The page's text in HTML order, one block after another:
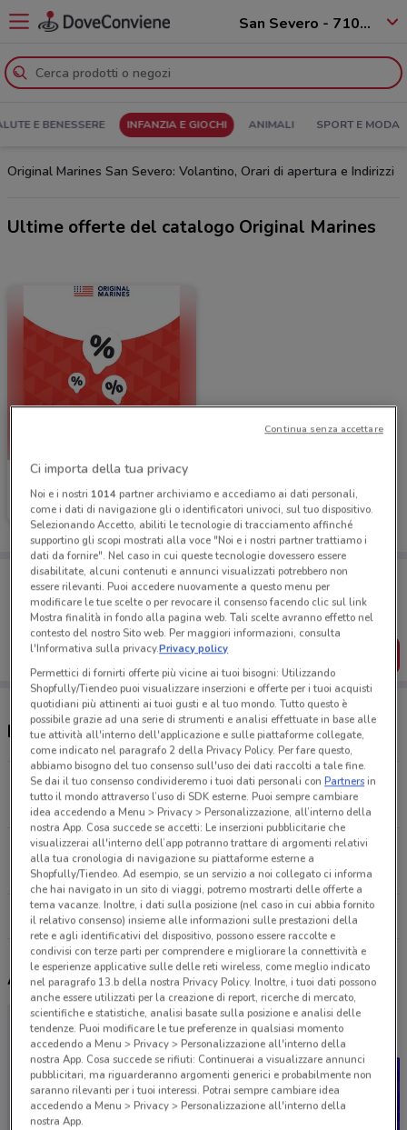
San Severo - 71016
E BENESSERE INFANZIA E GIOCHI ANIMALI SPORT E MODA
Original Marines San Severo: Volantino, Orari di apertura e Indirizzi
Ultime offerte del catalogo Original Marines
Original Marines
Scade il 19/05 494 m
Porta DoveConviene sempre con te!
Puoi trovare le migliori offerte dei negozi vicino a te,
salvarle e creare la tua lista del risparmio, comodamente
dal tuo cellulare.
SCARICA L’APP
Negozi Original Marines a San Severo
Via Tiberio Solis, 3 San Severo
493 m
Via Turbacci, 10 San Giovanni Rotondo
28.5 km
Tutti i negozi Original Marines
Altri volantini nelle vicinanze
Ci importa della tua privacy
Noi e i nostri 1014partner archiviamo e accediamo ai dati personali,
come i dati di navigazione gli o identificatori univoci, sul tuo dispositivo.
Selezionando Accetto, abiliti le tecnologie di tracciamento affinché
supportino gli scopi mostrati alla voce "Noi e i nostri partner trattiamo i
dati da fornire". Nel caso in cui queste tecnologie dovessero essere
disabilitate, alcuni contenuti e annunci visualizzati potrebbero non
essere rilevanti. Puoi accedere nuovamente a questo menu per
modificare le tue scelte o per revocare il consenso facendo clic sul link
Mostra finalità in fondo alla pagina web. Tali scelte avranno effetto nel
contesto del nostro Sito web. Per maggiori informazioni, consulta
l'Informativa sulla privacy.Privacy policy
Permettici di fornirti offerte più vicine ai tuoi bisogni: Utilizzando
Shopfully/Tiendeo puoi visualizzare inserzioni e offerte per i tuoi acquisti
quotidiani più attinenti ai tuoi gusti e al tuo mondo. Tutto questo è
possibile grazie ad una serie di strumenti e analisi effettuate in base alle
tue attività all'interno dell'applicazione e sulle piattaforme collegate,
come indicato nel paragrafo 2 della Privacy Policy. Per fare questo,
abbiamo bisogno del tuo consenso sull'uso dei dati raccolti a tale fine.
Se dai il tuo consenso condivideremo i tuoi dati personali conPartnersin
tutto il mondo attraverso l’uso di SDK esterne. Puoi sempre cambiare
idea accedendo a Menu > Privacy > Personalizzazione, all’interno della
nostra App. Cosa succede se accetti: Le inserzioni pubblicitarie che
visualizzerai all'interno dell’app potranno trattare di argomenti relativi
alla tua cronologia di navigazione su piattaforme esterne a
Shopfully/Tiendeo. Ad esempio, se un servizio a noi collegato ci informa
che hai navigato in un sito di viaggi, potremo mostrarti delle offerte a
tema vacanze. Inoltre, i dati sulla posizione (nel caso in cui abbia fornito
il relativo consenso) insieme alle informazioni sulle prestazioni della
rete e agli identificativi del dispositivo, possono essere raccolte e
condivisi con terze parti per comprendere e migliorare la connettività e
le esperienze applicative sulle delle reti wireless, come meglio indicato
nel paragrafo 13.b della nostra Privacy Policy. Inoltre, i tuoi dati possono
anche essere utilizzati per la creazione di report, ricerche di mercato,
scientifiche e statistiche, analisi basate sulla posizione e analisi delle
tendenze. Puoi modificare le tue preferenze in qualsiasi momento
accedendo a Menu > Privacy > Personalizzazione all'interno della
nostra App. Cosa succede se rifiuti: Continuerai a visualizzare annunci
pubblicitari, ma riguarderanno argomenti generici e probabilmente non
saranno rilevanti per i tuoi interessi. Potrai sempre cambiare idea
accedendo a Menu > Privacy > Personalizzazione all'interno della
nostra App.
Continua senza accettare